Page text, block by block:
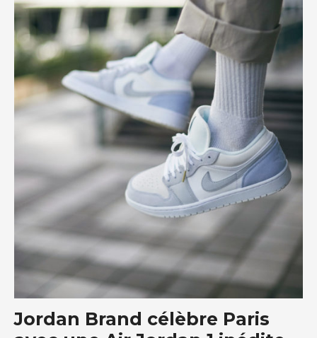
Jordan Brand célèbre Paris